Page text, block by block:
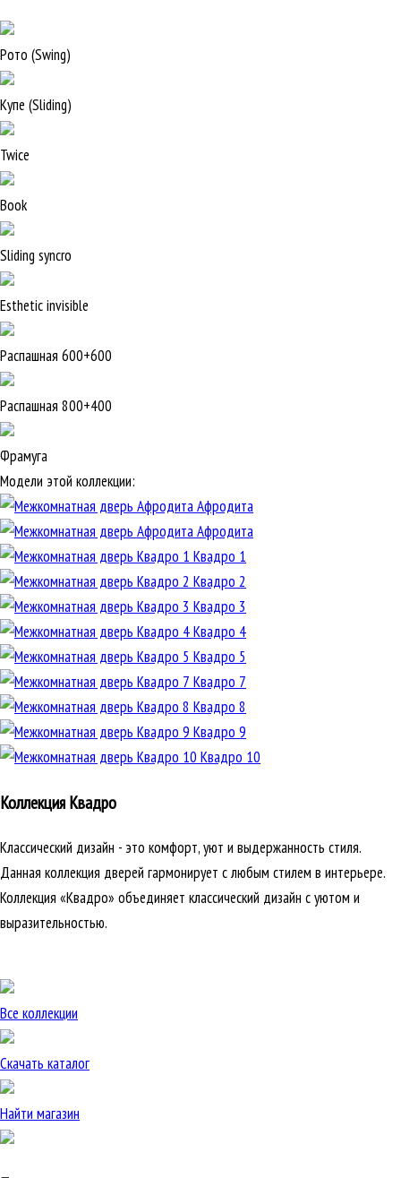
Рото (Swing)
Купе (Sliding)
Twice
Book
Sliding syncro
Esthetic invisible
Распашная 600+600
Распашная 800+400
Фрамуга
Модели этой коллекции:
Афродита
Афродита
Квадро 1
Квадро 2
Квадро 3
Квадро 4
Квадро 5
Квадро 7
Квадро 8
Квадро 9
Квадро 10
Коллекция Квадро
Классический дизайн - это комфорт, уют и выдержанность стиля.
Данная коллекция дверей гармонирует с любым стилем в интерьере.
Коллекция «Квадро» объединяет классический дизайн с уютом и
выразительностью.
Все коллекции
Скачать каталог
Найти магазин